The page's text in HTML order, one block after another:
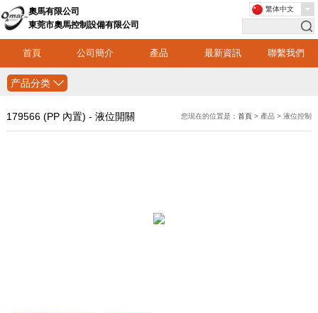
奧馬有限公司
東莞市奧馬控制設備有限公司
首頁 公司簡介 產品 最新資訊 聯繫我們
繁体中文
产品分类
179566 (PP 內置) - 液位開關 您現在的位置是：首頁 > 產品 > 液位控制